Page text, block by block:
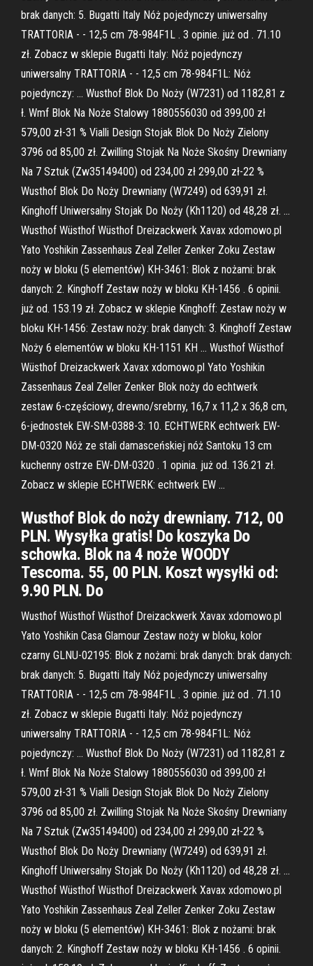
brak danych: 5. Bugatti Italy Nóż pojedynczy uniwersalny
TRATTORIA - - 12,5 cm 78-984F1L . 3 opinie. już od . 71.10
zł. Zobacz w sklepie Bugatti Italy: Nóż pojedynczy
uniwersalny TRATTORIA - - 12,5 cm 78-984F1L: Nóż
pojedynczy: … Wusthof Blok Do Noży (W7231) od 1182,81 z
ł. Wmf Blok Na Noże Stalowy 1880556030 od 399,00 zł
579,00 zł-31 % Vialli Design Stojak Blok Do Noży Zielony
3796 od 85,00 zł. Zwilling Stojak Na Noże Skośny Drewniany
Na 7 Sztuk (Zw35149400) od 234,00 zł 299,00 zł-22 %
Wusthof Blok Do Noży Drewniany (W7249) od 639,91 zł.
Kinghoff Uniwersalny Stojak Do Noży (Kh1120) od 48,28 zł. …
Wusthof Wüsthof Wüsthof Dreizackwerk Xavax xdomowo.pl
Yato Yoshikin Zassenhaus Zeal Zeller Zenker Zoku Zestaw
noży w bloku (5 elementów) KH-3461: Blok z nożami: brak
danych: 2. Kinghoff Zestaw noży w bloku KH-1456 . 6 opinii.
już od. 153.19 zł. Zobacz w sklepie Kinghoff: Zestaw noży w
bloku KH-1456: Zestaw noży: brak danych: 3. Kinghoff Zestaw
Noży 6 elementów w bloku KH-1151 KH … Wusthof Wüsthof
Wüsthof Dreizackwerk Xavax xdomowo.pl Yato Yoshikin
Zassenhaus Zeal Zeller Zenker Blok noży do echtwerk
zestaw 6-częściowy, drewno/srebrny, 16,7 x 11,2 x 36,8 cm,
6-jednostek EW-SM-0388-3: 10. ECHTWERK echtwerk EW-
DM-0320 Nóż ze stali damasceńskiej nóż Santoku 13 cm
kuchenny ostrze EW-DM-0320 . 1 opinia. już od. 136.21 zł.
Zobacz w sklepie ECHTWERK: echtwerk EW …
Wusthof Blok do noży drewniany. 712, 00
PLN. Wysyłka gratis! Do koszyka Do
schowka. Blok na 4 noże WOODY
Tescoma. 55, 00 PLN. Koszt wysyłki od:
9.90 PLN. Do
Wusthof Wüsthof Wüsthof Dreizackwerk Xavax xdomowo.pl
Yato Yoshikin Casa Glamour Zestaw noży w bloku, kolor
czarny GLNU-02195: Blok z nożami: brak danych: brak danych:
brak danych: 5. Bugatti Italy Nóż pojedynczy uniwersalny
TRATTORIA - - 12,5 cm 78-984F1L . 3 opinie. już od . 71.10
zł. Zobacz w sklepie Bugatti Italy: Nóż pojedynczy
uniwersalny TRATTORIA - - 12,5 cm 78-984F1L: Nóż
pojedynczy: … Wusthof Blok Do Noży (W7231) od 1182,81 z
ł. Wmf Blok Na Noże Stalowy 1880556030 od 399,00 zł
579,00 zł-31 % Vialli Design Stojak Blok Do Noży Zielony
3796 od 85,00 zł. Zwilling Stojak Na Noże Skośny Drewniany
Na 7 Sztuk (Zw35149400) od 234,00 zł 299,00 zł-22 %
Wusthof Blok Do Noży Drewniany (W7249) od 639,91 zł.
Kinghoff Uniwersalny Stojak Do Noży (Kh1120) od 48,28 zł. …
Wusthof Wüsthof Wüsthof Dreizackwerk Xavax xdomowo.pl
Yato Yoshikin Zassenhaus Zeal Zeller Zenker Zoku Zestaw
noży w bloku (5 elementów) KH-3461: Blok z nożami: brak
danych: 2. Kinghoff Zestaw noży w bloku KH-1456 . 6 opinii.